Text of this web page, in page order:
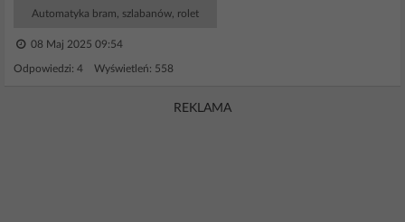
Automatyka bram, szlabanów, rolet
08 Maj 2025 09:54
Odpowiedzi: 4 Wyświetleń: 558
REKLAMA